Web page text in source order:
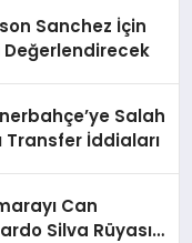
Sanchez İçin
Salah
Transfer İddiaları
Can
Silva Rüyası